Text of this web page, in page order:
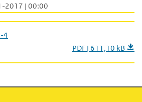
2017 | 00:00
4
PDF | 611,10 kB